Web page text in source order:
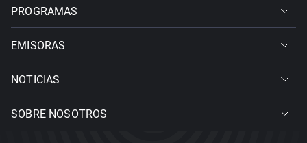
PROGRAMAS
EMISORAS
NOTICIAS
SOBRE NOSOTROS